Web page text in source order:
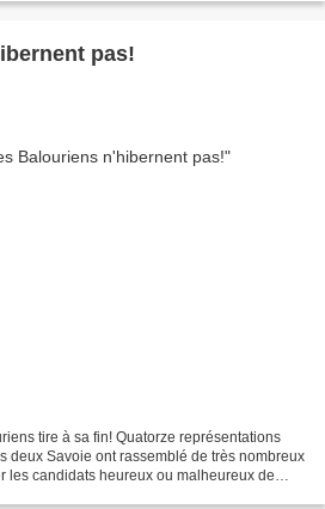
pas!
tire à sa fin! Quatorze représentations
deux Savoie ont rassemblé de très nombreux
les candidats heureux ou malheureux de